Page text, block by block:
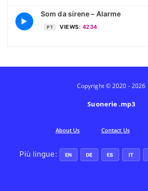
▶
Som da sirene – Alarme
PT VIEWS: 4234
Copyright © 2020 - 2026
Suonerie .mp3
Аbout Us Contact Us
Più lingue: EN DE ES IT